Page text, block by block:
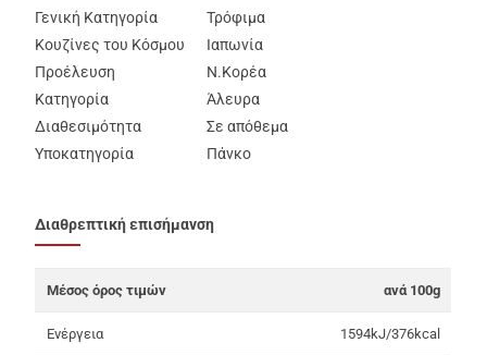
Γενική Κατηγορία
Τρόφιμα
Κουζίνες του Κόσμου
Ιαπωνία
Προέλευση
Ν.Κορέα
Κατηγορία
Άλευρα
Διαθεσιμότητα
Σε απόθεμα
Υποκατηγορία
Πάνκο
Διαθρεπτική επισήμανση
Μέσος όρος τιμών ανά 100g
Ενέργεια 1594kJ/376kcal